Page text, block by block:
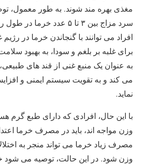
مغذی بهره‌ مند شوند. به‌ طور معمول،
سرد مزاج بین ۳ تا ۵ عدد
افراد می ‌توانند با گنجاندن خرما در
برای غلبه بر بلغم و سودا، به بهبود
به عنوان یک منبع غنی از قند های طبیعی،
می‌ کند و به تقویت سیستم ایمنی و
‌نماید.
با این حال، افرادی که دارای طبع گرم
وزن مواجه ‌اند، باید در مصرف خرما
مصرف زیاد خرما می ‌تواند منجر به
وزن شود. در این حالت، توصیه می ‌شود